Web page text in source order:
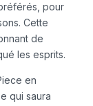
pour
Cette
de
les esprits.
en
qui saura